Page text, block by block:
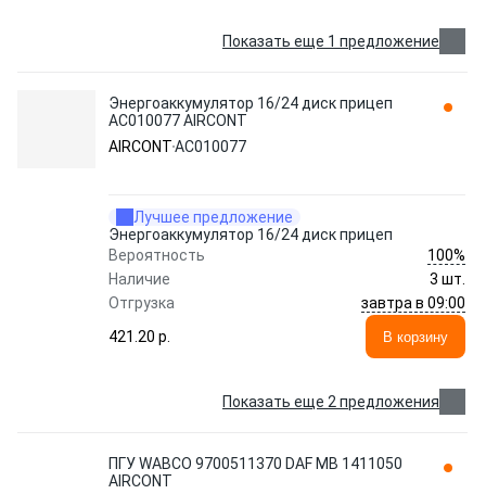
Показать еще 1 предложение
Энергоаккумулятор 16/24 диск прицеп
AC010077 AIRCONT
AIRCONTAC010077
Лучшее предложение
Энергоаккумулятор 16/24 диск прицеп
Вероятность
100%
Наличие
3 шт.
Отгрузка
завтра в 09:00
421.20 p.
В корзину
Показать еще 2 предложения
ПГУ WABCO 9700511370 DAF MB 1411050
AIRCONT